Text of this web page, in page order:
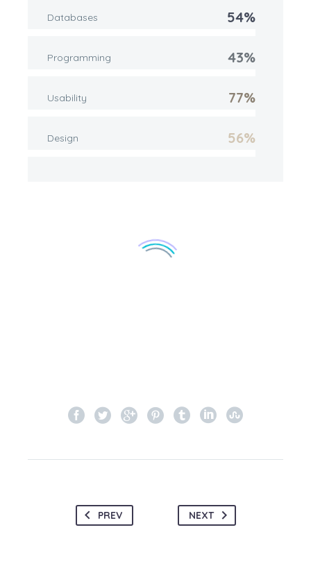
Databases 54%
Programming 43%
Usability 77%
Design 56%
PREV NEXT